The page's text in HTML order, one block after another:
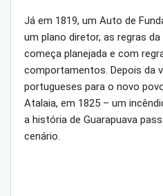
Já em 1819, um Auto de
um plano diretor, as regras da
começa planejada e com
comportamentos. Depois da
portugueses para o novo
Atalaia, em 1825 – um
a história de Guarapuava
cenário.